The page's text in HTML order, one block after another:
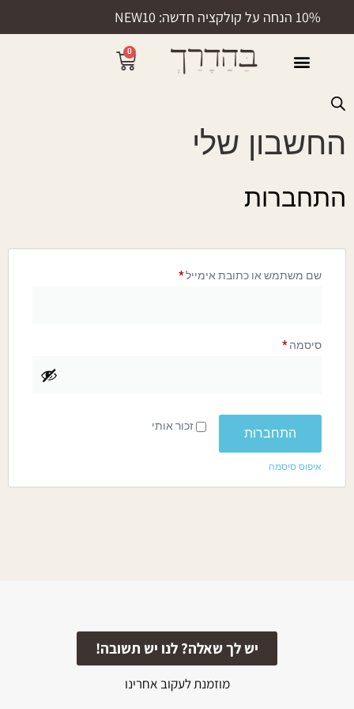
10% הנחה על קולקציה חדשה: NEW10
0
החשבון שלי
התחברות
שם משתמש או כתובת אימייל*
סיסמה*
זכור אותי התחברות
איפוס סיסמה
יש לך שאלה? לנו יש תשובה!
מוזמנת לעקוב אחרינו